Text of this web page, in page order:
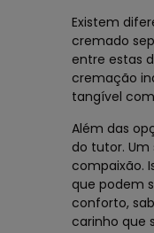
Existem
cremado
entre estas
cremação
tangível
Além das
do tutor.
compaixão.
que podem
conforto,
carinho que